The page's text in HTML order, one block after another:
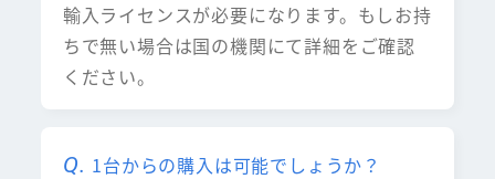
輸入ライセンスが必要になります。もしお持
ちで無い場合は国の機関にて詳細をご確認
ください。
1台からの購入は可能でしょうか？